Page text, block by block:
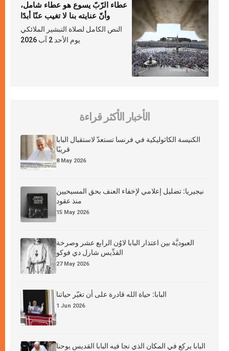
عطاء الرّبّ يسوع هو عطاء شامل،
وأنّ عنايته بنا لا تغيب عنّا أبدًا
النص الكامل لصلاة التبشير الملائكي
يوم الأحد 2 آب 2026
الأخبار الأكثر قراءة
الكنيسة الكاثوليكية في فرنسا تستعدّ لاستقبال البابا
قريبًا
8 May 2026
نيجيريا: تضليل إعلامي لإخفاء العنف بحق المسيحيين
منذ عقود
15 May 2026
العبوديَّة بين اعتذار البابا لاوُن الرابع عشر وصرخة
القدِّيس شارل دي فوكو
27 May 2026
البابا: حياة الله قادرة على أن تغيّر حياتنا
1 Jun 2026
البابا يركع في المكان الذي نجا فيه البابا القديس يوحنا